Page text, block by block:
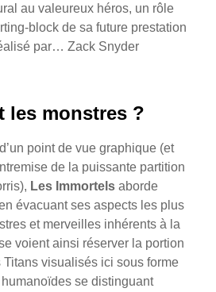
au valeureux héros, un rôle
block de sa future prestation
par… Zack Snyder
les monstres ?
point de vue graphique (et
de la puissante partition
Les Immortels aborde
évacuant ses aspects les plus
et merveilles inhérents à la
voient ainsi réserver la portion
visualisés ici sous forme
se distinguant